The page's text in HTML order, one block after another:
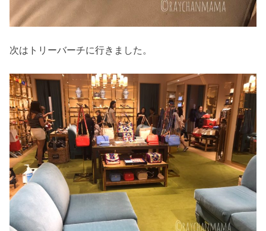
次はトリーバーチに行きました。